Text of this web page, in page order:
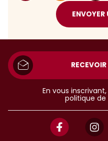
ENVOYER
En vous
politique